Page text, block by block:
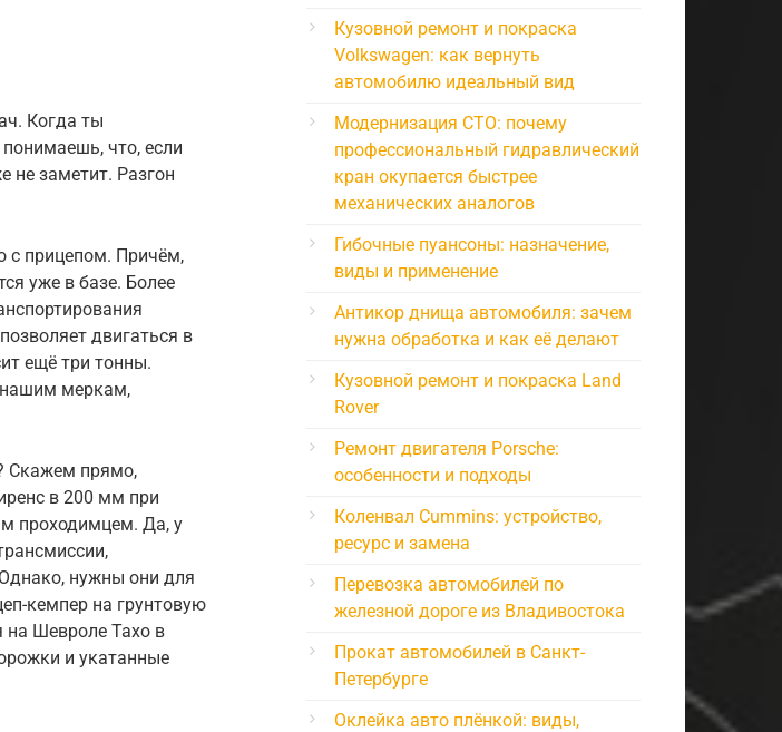
Когда ты
что, если
не заметит. Разгон
с прицепом. Причём,
уже в базе. Более
двигаться в
ещё три тонны.
нашим меркам,
Скажем прямо,
в 200 мм при
проходимцем. Да, у
нужны они для
кемпер на грунтовую
на Шевроле Тахо в
и укатанные
Кузовной ремонт и покраска
Volkswagen: как вернуть
автомобилю идеальный вид
Модернизация СТО: почему
профессиональный гидравлический
кран окупается быстрее
механических аналогов
Гибочные пуансоны: назначение,
виды и применение
Антикор днища автомобиля: зачем
нужна обработка и как её делают
Кузовной ремонт и покраска Land
Rover
Ремонт двигателя Porsche:
особенности и подходы
Коленвал Cummins: устройство,
ресурс и замена
Перевозка автомобилей по
железной дороге из Владивостока
Прокат автомобилей в Санкт-
Петербурге
Оклейка авто плёнкой: виды,